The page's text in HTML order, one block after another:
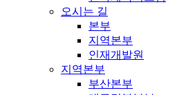
오시는 길
본부
지역본부
인재개발원
지역본부
부산본부